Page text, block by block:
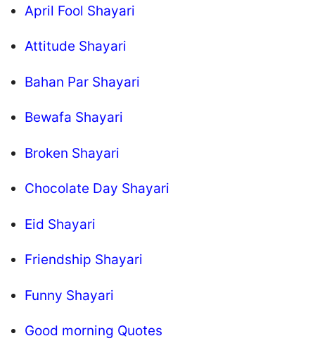
April Fool Shayari
Attitude Shayari
Bahan Par Shayari
Bewafa Shayari
Broken Shayari
Chocolate Day Shayari
Eid Shayari
Friendship Shayari
Funny Shayari
Good morning Quotes